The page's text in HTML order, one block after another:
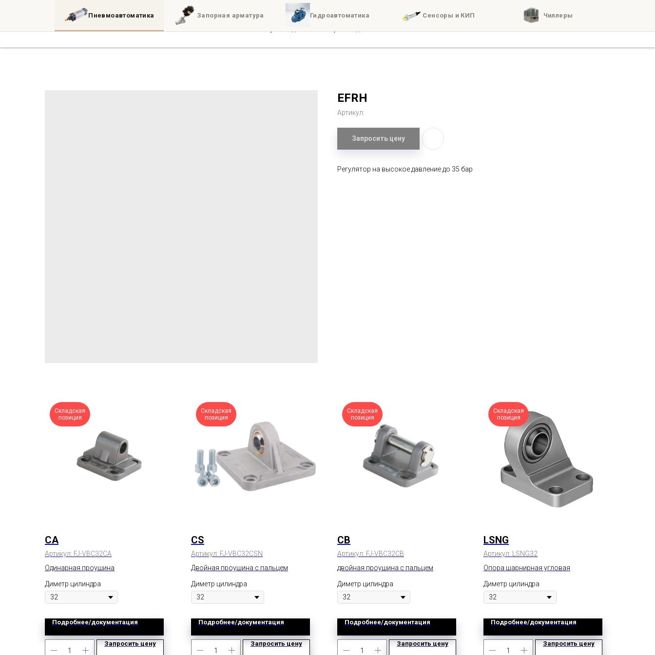
Инженерные утилиты Доставка
Пневмоавтоматика Запорная арматура Гидроавтоматика Сенсоры и КИП Чиллеры
EFRH
Артикул:
Запросить цену
Регулятор на высокое давление до 35 бар
Складская
позиция
CA
Артикул: FJ-VBC32CA
Одинарная проушина
Диметр цилиндра
Подробнее/документация
Запросить цену
Складская
позиция
CS
Артикул: FJ-VBC32CSN
Двойная проушина с пальцем
Диметр цилиндра
Подробнее/документация
Запросить цену
Складская
позиция
CB
Артикул: FJ-VBC32CB
двойная проушина с пальцем
Диметр цилиндра
Подробнее/документация
Запросить цену
Складская
позиция
LSNG
Артикул:
LSNG32
Опора шарнирная угловая
Диметр цилиндра
Подробнее/документация
Запросить цену